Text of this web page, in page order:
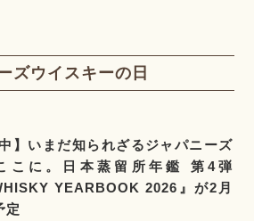
ズウイスキーの日
】いまだ知られざるジャパニーズ
こに。日本蒸留所年鑑 第4弾
YEARBOOK 2026』が2月
定